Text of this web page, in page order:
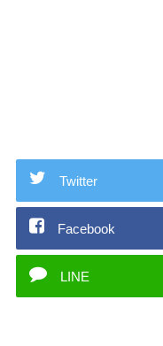
Twitter
Facebook
LINE